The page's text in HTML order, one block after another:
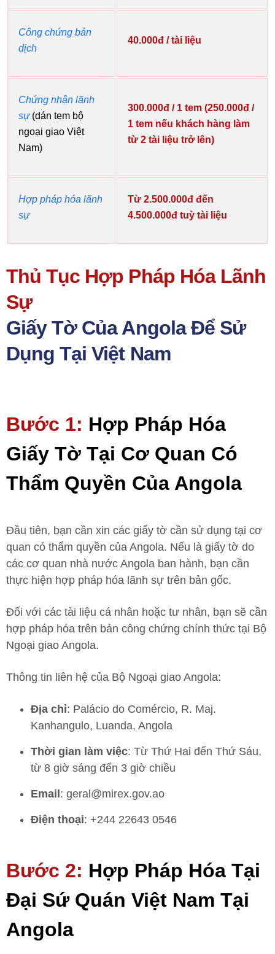
Công chứng bản
dịch
40.000đ / tài liệu
Chứng nhận lãnh
sự(dán tem bộ
ngoại giao Việt
Nam)
300.000đ / 1 tem (250.000đ /
1 tem nếu khách hàng làm
từ 2 tài liệu trở lên)
Hợp pháp hóa lãnh
sự
Từ 2.500.000đ đến
4.500.000đ tuỳ tài liệu
Thủ Tục Hợp Pháp Hóa Lãnh
Sự
Giấy Tờ Của Angola Để Sử
Dụng Tại Việt Nam
Bước 1: Hợp Pháp Hóa
Giấy Tờ Tại Cơ Quan Có
Thẩm Quyền Của Angola
Đầu tiên, bạn cần xin các giấy tờ cần sử dụng tại cơ
quan có thẩm quyền của Angola. Nếu là giấy tờ do
các cơ quan nhà nước Angola ban hành, bạn cần
thực hiện hợp pháp hóa lãnh sự trên bản gốc.
Đối với các tài liệu cá nhân hoặc tư nhân, bạn sẽ cần
hợp pháp hóa trên bản công chứng chính thức tại Bộ
Ngoại giao Angola.
Thông tin liên hệ của Bộ Ngoại giao Angola:
Địa chỉ: Palácio do Comércio, R. Maj.
Kanhangulo, Luanda, Angola
Thời gian làm việc: Từ Thứ Hai đến Thứ Sáu,
từ 8 giờ sáng đến 3 giờ chiều
Email: geral@mirex.gov.ao
Điện thoại: +244 22643 0546
Bước 2: Hợp Pháp Hóa Tại
Đại Sứ Quán Việt Nam Tại
Angola